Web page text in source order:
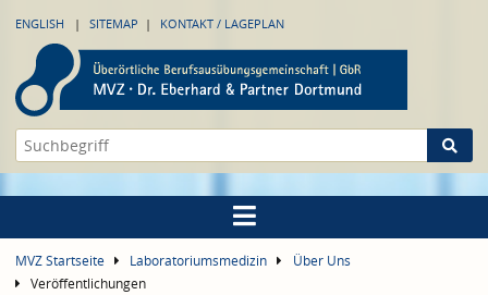
ENGLISH SITEMAP KONTAKT / LAGEPLAN
MVZ Startseite Laboratoriumsmedizin
Über Uns
Veröffentlichungen